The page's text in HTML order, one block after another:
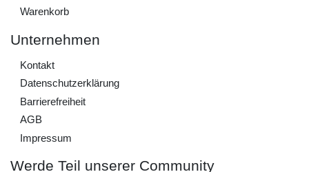
Warenkorb
Unternehmen
Kontakt
Daten­schutz­erklärung
Barrierefreiheit
AGB
Impressum
Werde Teil unserer Community